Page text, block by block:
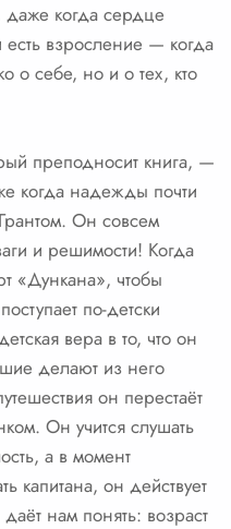
даже когда сердце
есть взросление — когда
о себе, но и о тех, кто
преподносит книга, —
когда надежды почти
Он совсем
и решимости! Когда
«Дункана», чтобы
по-детски
вера в то, что он
делают из него
он перестаёт
Он учится слушать
а в момент
капитана, он действует
нам понять: возраст